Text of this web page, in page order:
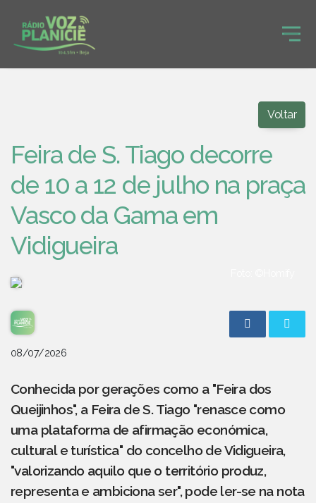
Voltar
Feira de S. Tiago decorre
de 10 a 12 de julho na praça
Vasco da Gama em
Vidigueira
08/07/2026
Conhecida por gerações como a "Feira dos
Queijinhos", a Feira de S. Tiago "renasce como
uma plataforma de afirmação económica,
cultural e turística" do concelho de Vidigueira,
"valorizando aquilo que o território produz,
representa e ambiciona ser", pode ler-se na nota